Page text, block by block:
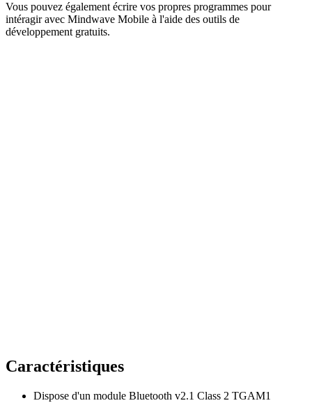
Vous pouvez également écrire vos propres programmes pour
intéragir avec Mindwave Mobile à l'aide des outils de
développement gratuits.
Caractéristiques
Dispose d'un module Bluetooth v2.1 Class 2 TGAM1